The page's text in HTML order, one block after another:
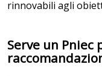
rinnovabili agli
Serve un Pniec